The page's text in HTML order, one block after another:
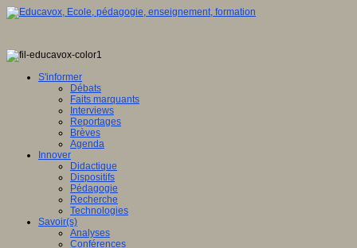
S'informer
Débats
Faits marquants
Interviews
Reportages
Brèves
Agenda
Innover
Didactique
Dispositifs
Pédagogie
Recherche
Technologies
Savoir(s)
Analyses
Conférences